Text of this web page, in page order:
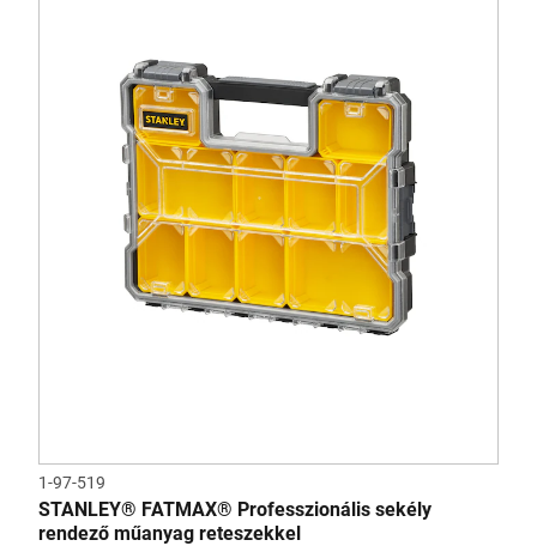
1-97-519
STANLEY® FATMAX® Professzionális sekély
rendező műanyag reteszekkel